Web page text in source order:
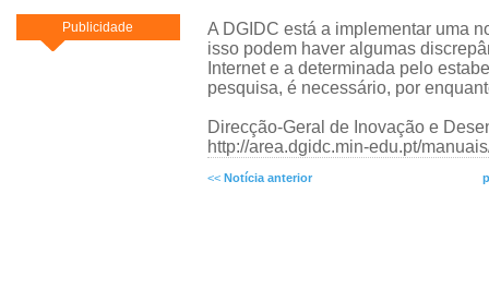
Publicidade
A DGIDC está a implementar uma
isso podem haver algumas
Internet e a determinada pelo
pesquisa, é necessário, por
Direcção-Geral de Inovação e
http://area.dgidc.min-edu.pt/
<< Notícia anterior